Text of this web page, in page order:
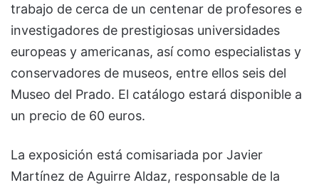
trabajo de cerca de un centenar de profesores e
investigadores de prestigiosas universidades
europeas y americanas, así como especialistas y
conservadores de museos, entre ellos seis del
Museo del Prado. El catálogo estará disponible a
un precio de 60 euros.
La exposición está comisariada por Javier
Martínez de Aguirre Aldaz, responsable de la